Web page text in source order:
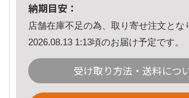
納期目安：
店舗在庫不足の為、取り寄せ注文とな
2026.08.13 1:13頃のお届け予定です。
受け取り方法・送料につ